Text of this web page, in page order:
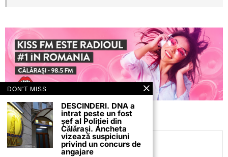
C.C
DON'T MISS
DESCINDERI. DNA a
intrat peste un fost
șef al Poliției din
Călărași. Ancheta
vizează suspiciuni
privind un concurs de
angajare